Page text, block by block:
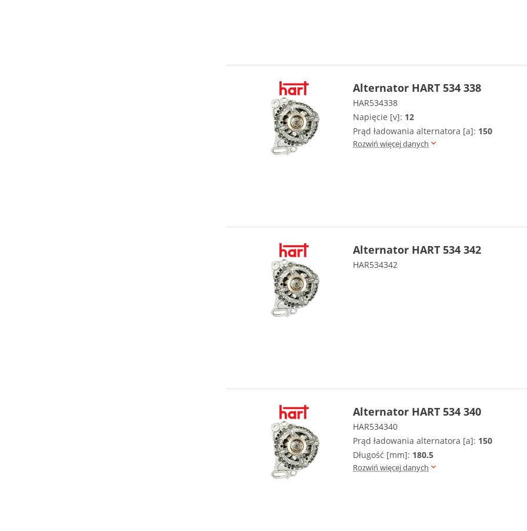
Alternator HART 534 338
HAR534338
Napięcie [v]: 12
Prąd ładowania alternatora [a]: 150
Rozwiń więcej danych
Alternator HART 534 342
HAR534342
Alternator HART 534 340
HAR534340
Prąd ładowania alternatora [a]: 150
Długość [mm]: 180.5
Rozwiń więcej danych